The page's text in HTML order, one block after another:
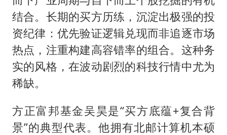
结合。长期的买方历练，沉淀出极强的投
资纪律：优先验证逻辑兑现而非追逐市场
热点，注重构建高容错率的组合。这种务
实的风格，在波动剧烈的科技行情中尤为
稀缺。
方正富邦基金吴昊是“买方底蕴+复合背
景”的典型代表。他拥有北邮计算机本硕